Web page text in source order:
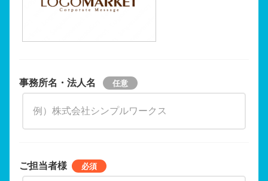
事務所名・法人名
ご担当者様